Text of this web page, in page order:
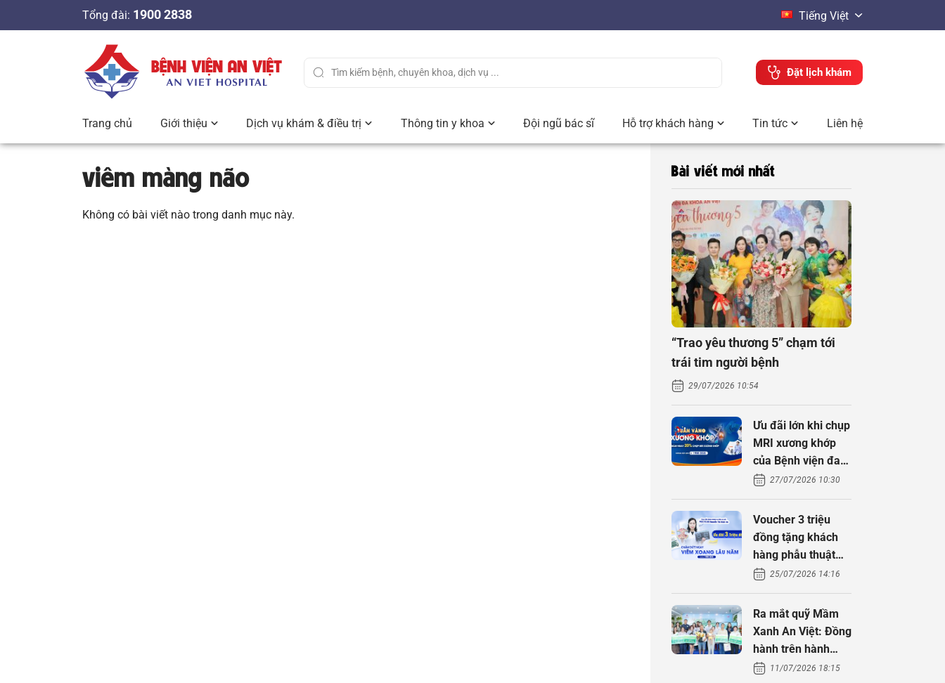
n
Tổng đài: 1900 2838 Tiếng Việt
Đặt lịch khám
Trang chủ Giới thiệu Dịch vụ khám & điều trị Thông tin y khoa Đội ngũ bác sĩ Hỗ trợ khách hàng Tin tức Liên hệ
viêm màng não
Không có bài viết nào trong danh mục này.
Bài viết mới nhất
“Trao yêu thương 5” chạm tới
trái tim người bệnh
29/07/2026 10:54
Ưu đãi lớn khi chụp
MRI xương khớp
của Bệnh viện đa
khoa An Việt
27/07/2026 10:30
Voucher 3 triệu
đồng tặng khách
hàng phẫu thuật
xoang cùng PGS.
TS Nguyễn Thị
Hoài An
25/07/2026 14:16
Ra mắt quỹ Mầm
Xanh An Việt: Đồng
hành trên hành
trình tìm con
11/07/2026 18:15